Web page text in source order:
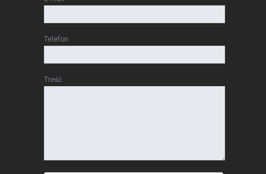
Telefon
Treść